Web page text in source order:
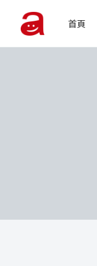
首頁